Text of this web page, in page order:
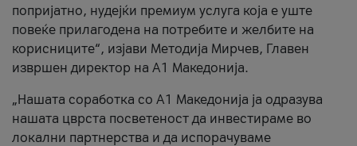
попријатно, нудејќи премиум услуга која е уште
повеќе прилагодена на потребите и желбите на
корисниците“, изјави Методија Мирчев, Главен
извршен директор на А1 Македонија.
„Нашата соработка со А1 Македонија ја одразува
нашата цврста посветеност да инвестираме во
локални партнерства и да испорачуваме